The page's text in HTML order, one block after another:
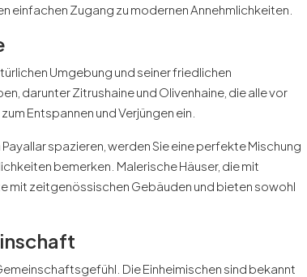
einfachen Zugang zu modernen Annehmlichkeiten.
Umgebung und seiner friedlichen
darunter Zitrushaine und Olivenhaine, die alle vor
Entspannen und Verjüngen ein.
spazieren, werden Sie eine perfekte Mischung
bemerken. Malerische Häuser, die mit
mit zeitgenössischen Gebäuden und bieten sowohl
Die Einheimischen sind bekannt